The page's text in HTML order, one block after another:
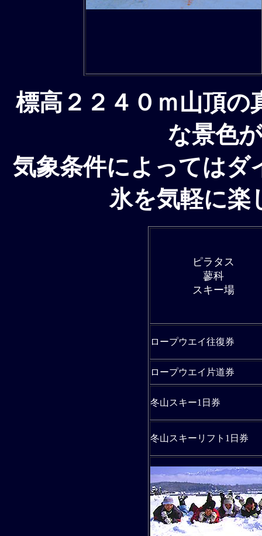
標高２２４０ｍ山頂の
な景色
気象条件によってはダ
氷を気軽に楽
ピラタス
蓼科
スキー場
ロープウエイ往復券
ロープウエイ片道券
冬山スキー1日券
冬山スキーリフト1日券